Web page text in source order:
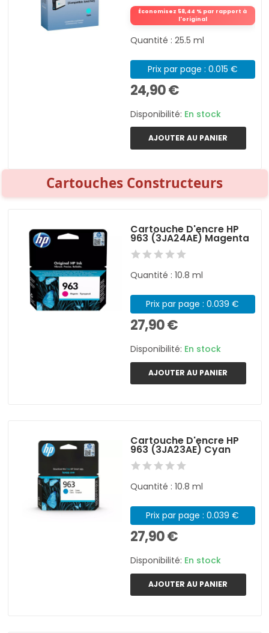
Économisez 58,44 % par rapport à
l'original
Quantité : 25.5 ml
Prix par page : 0.015 €
24,90 €
Disponibilité: En stock
AJOUTER AU PANIER
Cartouches Constructeurs
Cartouche D'encre HP
963 (3JA24AE) Magenta
Quantité : 10.8 ml
Prix par page : 0.039 €
27,90 €
Disponibilité: En stock
AJOUTER AU PANIER
Cartouche D'encre HP
963 (3JA23AE) Cyan
Quantité : 10.8 ml
Prix par page : 0.039 €
27,90 €
Disponibilité: En stock
AJOUTER AU PANIER